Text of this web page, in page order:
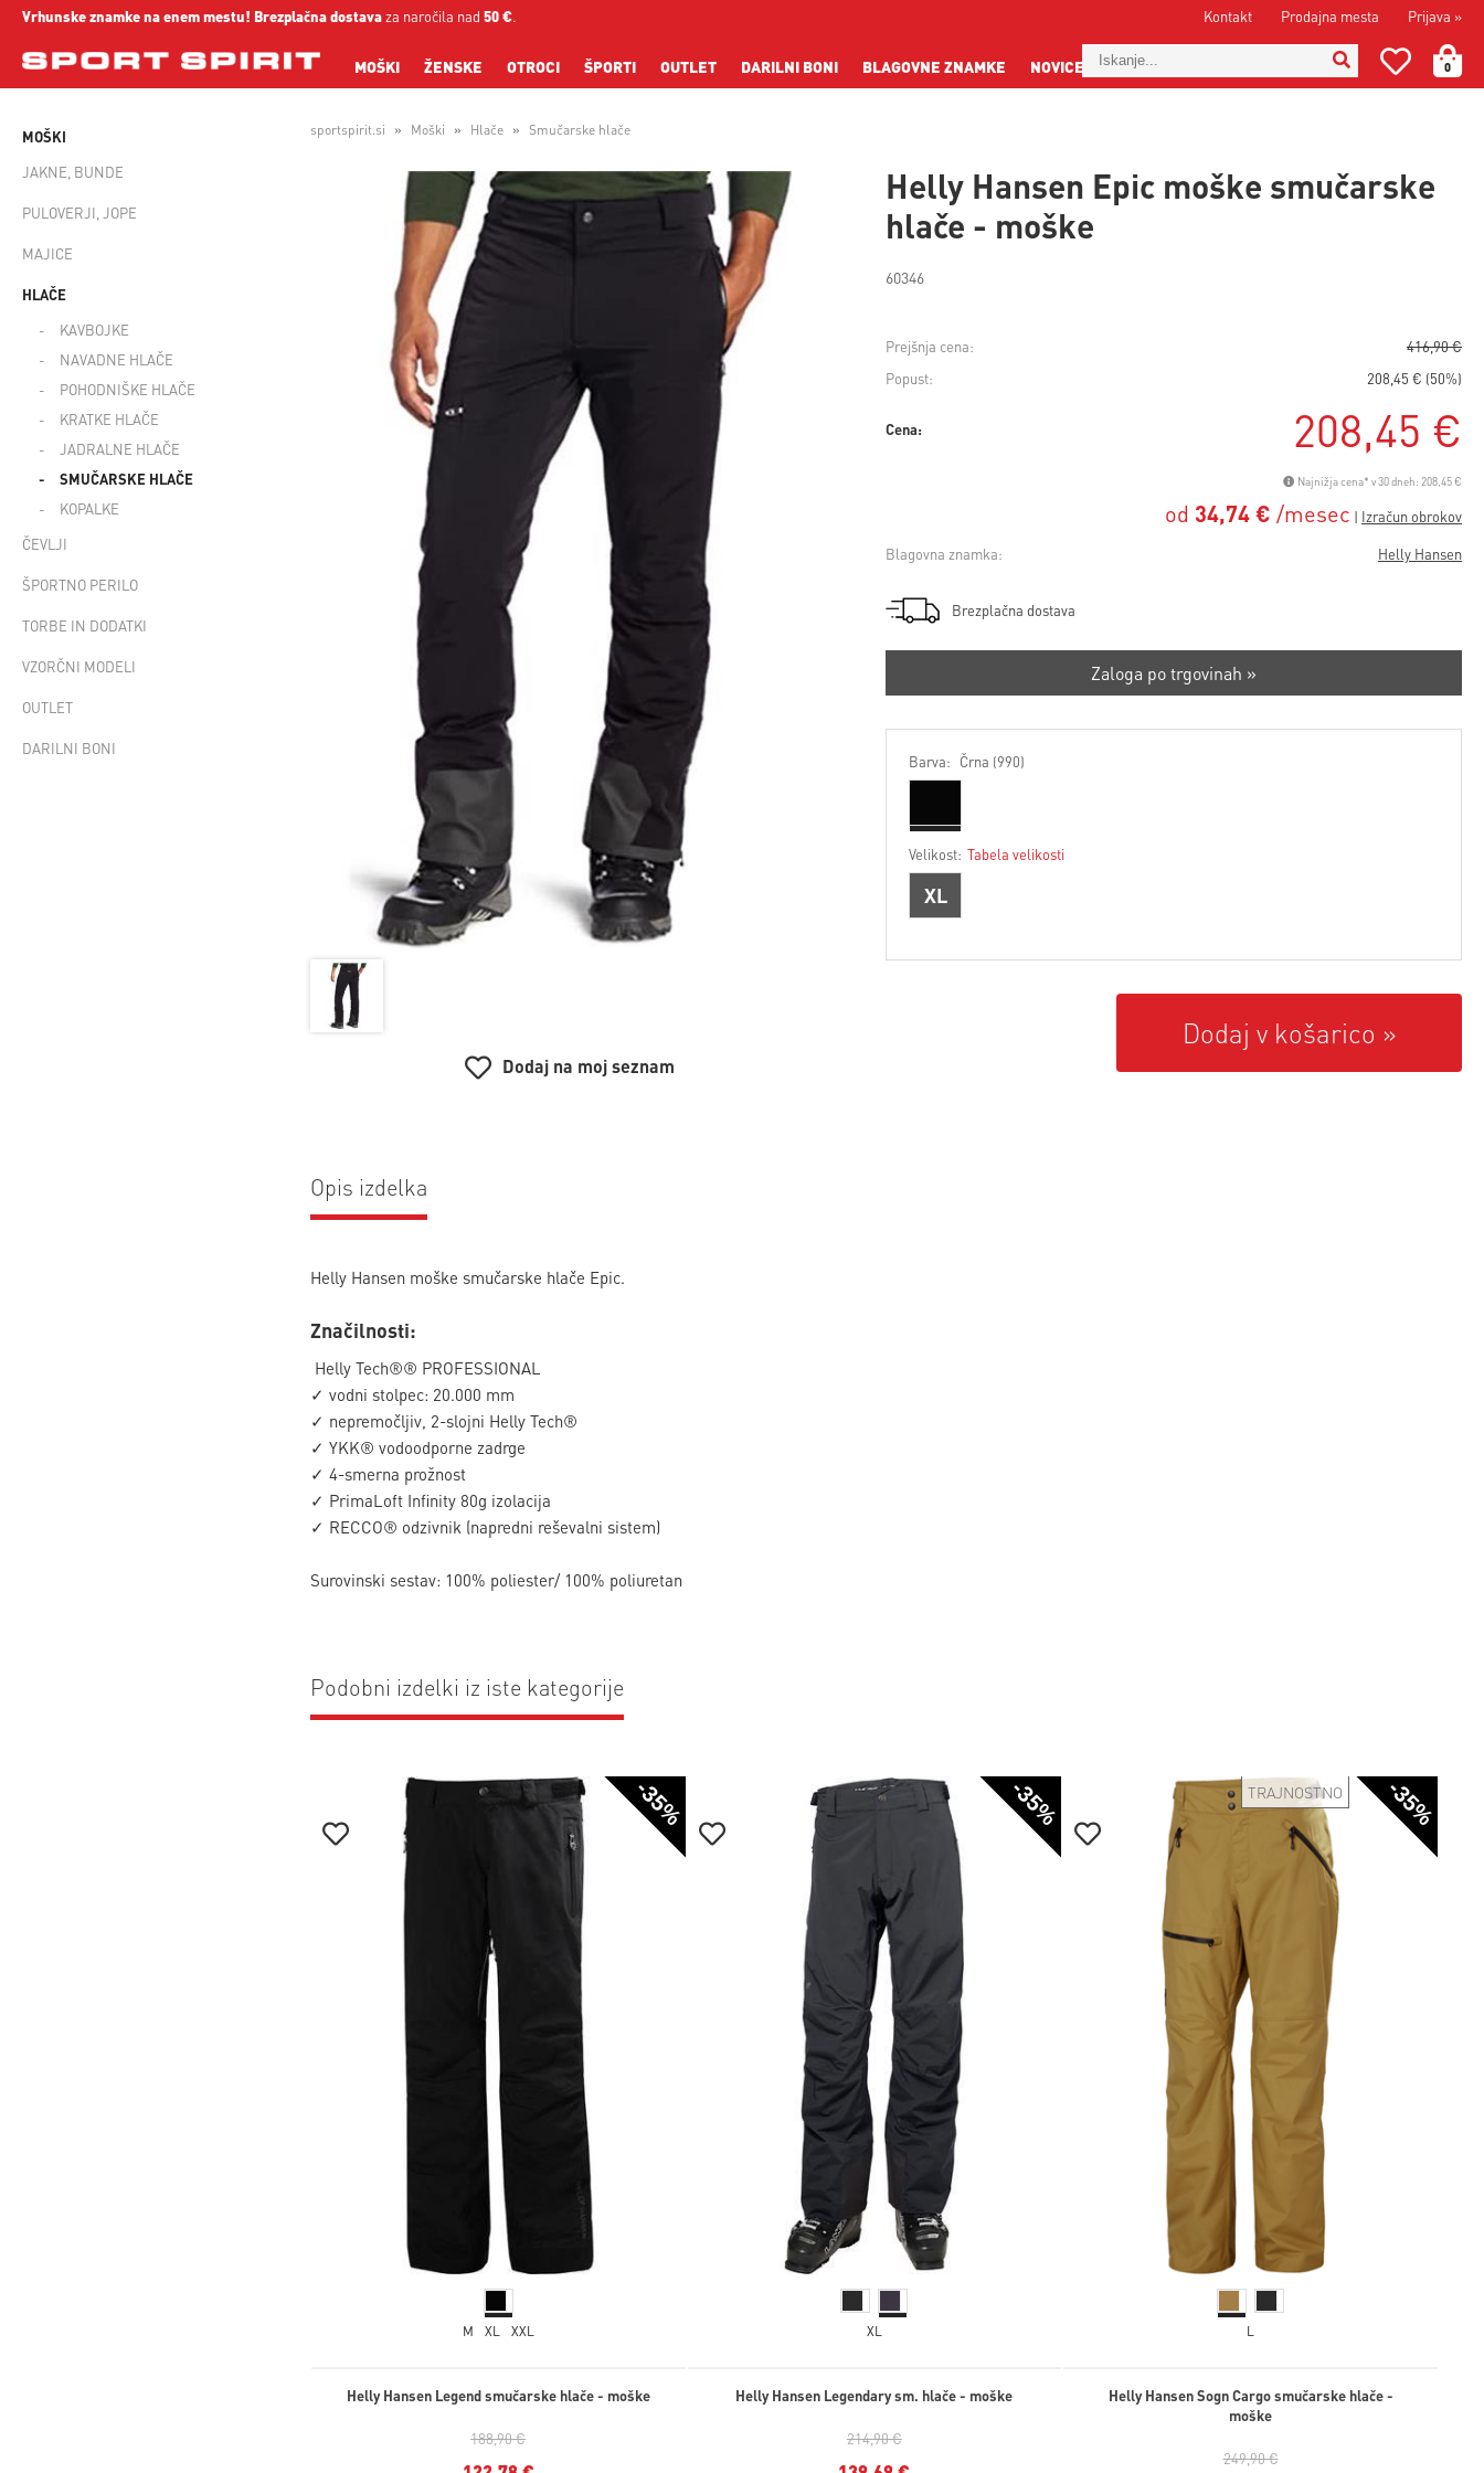
Prijava »
Kontakt Prodajna mesta
Vrhunske znamke na enem mestu! Brezplačna dostavaza naročila nad 50 €.
0
MOŠKI ŽENSKE OTROCI ŠPORTI OUTLET DARILNI BONI BLAGOVNE ZNAMKE NOVICE
MOŠKI
JAKNE, BUNDE
PULOVERJI, JOPE
MAJICE
HLAČE
KAVBOJKE
NAVADNE HLAČE
POHODNIŠKE HLAČE
KRATKE HLAČE
JADRALNE HLAČE
SMUČARSKE HLAČE
KOPALKE
ČEVLJI
ŠPORTNO PERILO
TORBE IN DODATKI
VZORČNI MODELI
OUTLET
DARILNI BONI
sportspirit.si Moški Hlače Smučarske hlače
Helly Hansen Epic moške smučarske
hlače - moške
60346
Dodaj na moj seznam
Prejšnja cena:
416,90 €
Popust:
208,45 € (50%)
Cena: 208,45 €
Najnižja cena* v 30 dneh: 208,45 €
od 34,74 € /mesec
Blagovna znamka: Helly Hansen
Brezplačna dostava
Zaloga po trgovinah »
Barva: Črna (990)
Velikost: Tabela velikosti
XL
Dodaj v košarico
Opis izdelka
Helly Hansen moške smučarske hlače Epic.
Značilnosti:
Helly Tech®® PROFESSIONAL
✓ vodni stolpec: 20.000 mm
✓ nepremočljiv, 2-slojni Helly Tech®
✓ YKK® vodoodporne zadrge
✓ 4-smerna prožnost
✓ PrimaLoft Infinity 80g izolacija
✓ RECCO® odzivnik (napredni reševalni sistem)
Surovinski sestav: 100% poliester/ 100% poliuretan
Podobni izdelki iz iste kategorije
-35%
M XL XXL
Helly Hansen Legend smučarske hlače - moške
188,90 €
-35%
XL
Helly Hansen Legendary sm. hlače - moške
214,90 €
-35%
TRAJNOSTNO
L
Helly Hansen Sogn Cargo smučarske hlače -
moške
249,90 €